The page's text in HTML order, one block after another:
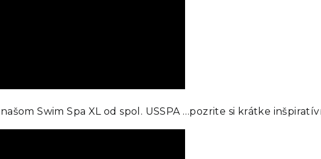
Swim Spa XL od spol. USSPA …pozrite si krátke